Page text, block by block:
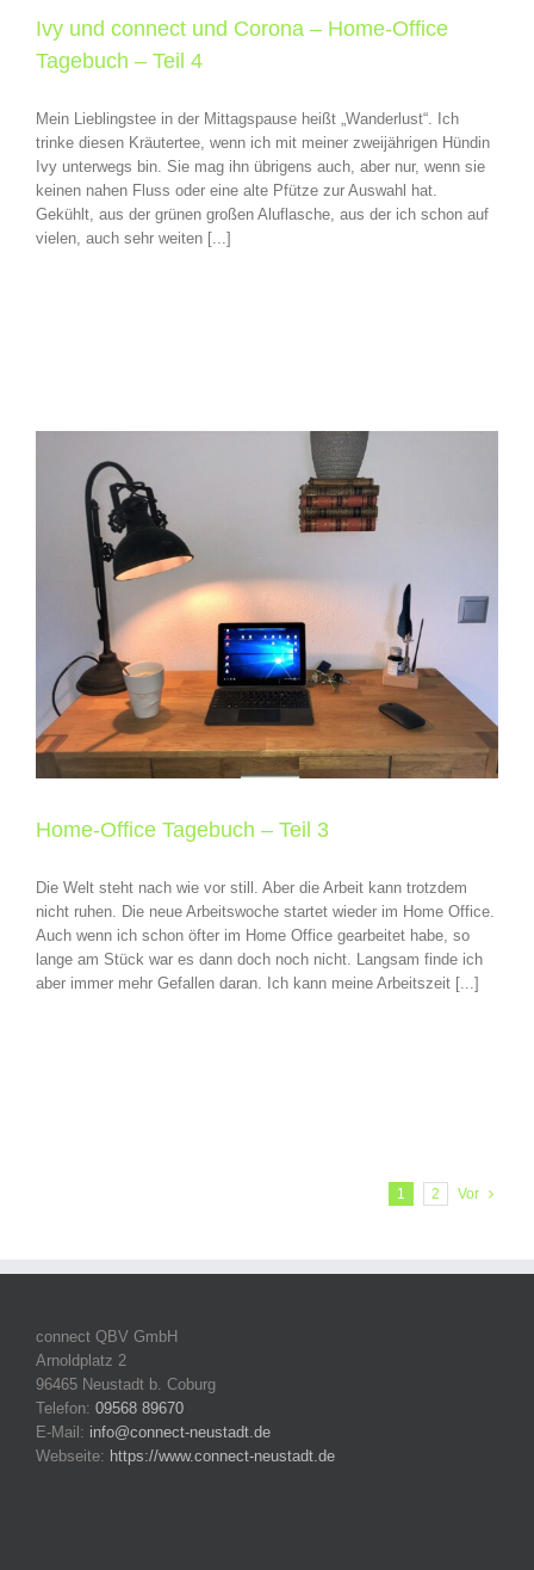
Ivy und connect und Corona – Home-Office
Tagebuch – Teil 4
Mein Lieblingstee in der Mittagspause heißt „Wanderlust“. Ich
trinke diesen Kräutertee, wenn ich mit meiner zweijährigen Hündin
Ivy unterwegs bin. Sie mag ihn übrigens auch, aber nur, wenn sie
keinen nahen Fluss oder eine alte Pfütze zur Auswahl hat.
Gekühlt, aus der grünen großen Aluflasche, aus der ich schon auf
vielen, auch sehr weiten [...]
Home-Office Tagebuch – Teil 3
Die Welt steht nach wie vor still. Aber die Arbeit kann trotzdem
nicht ruhen. Die neue Arbeitswoche startet wieder im Home Office.
Auch wenn ich schon öfter im Home Office gearbeitet habe, so
lange am Stück war es dann doch noch nicht. Langsam finde ich
aber immer mehr Gefallen daran. Ich kann meine Arbeitszeit [...]
1 2 Vor
connect QBV GmbH
Arnoldplatz 2
96465 Neustadt b. Coburg
Telefon: 09568 89670
E-Mail: info@connect-neustadt.de
Webseite: https://www.connect-neustadt.de